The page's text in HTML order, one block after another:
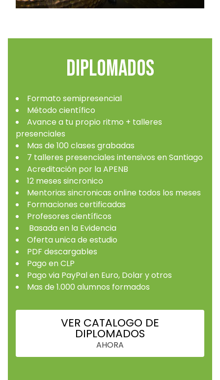
Diplomados
Formato semipresencial
Método científico
Avance a tu propio ritmo + talleres
presenciales
Mas de 100 clases grabadas
7 talleres presenciales intensivos en Santiago
Acreditación por la APENB
12 meses sincronico
Mentorias sincronicas online todos los meses
Formaciones certificadas
Profesores científicos
Basada en la Evidencia
Oferta unica de estudio
PDF descargables
Pago en CLP
Pago via PayPal en Euro, Dolar y otros
Mas de 1.000 alumnos formados
VER CATALOGO DE
DIPLOMADOS
AHORA